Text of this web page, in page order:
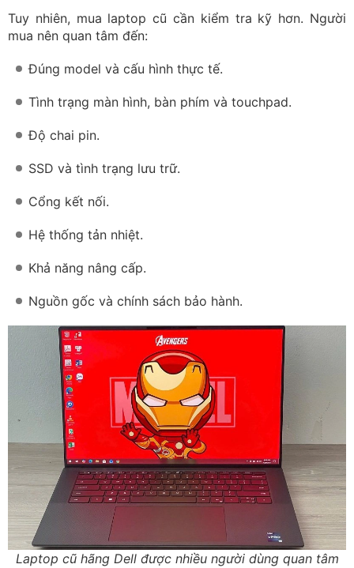
Tuy nhiên, mua laptop cũ cần kiểm tra kỹ hơn. Người
mua nên quan tâm đến:
Đúng model và cấu hình thực tế.
Tình trạng màn hình, bàn phím và touchpad.
Độ chai pin.
SSD và tình trạng lưu trữ.
Cổng kết nối.
Hệ thống tản nhiệt.
Khả năng nâng cấp.
Nguồn gốc và chính sách bảo hành.
Laptop cũ hãng Dell được nhiều người dùng quan tâm